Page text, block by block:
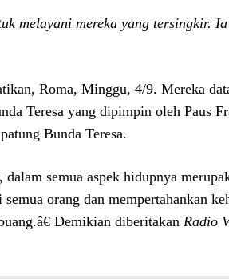
melayani mereka yang tersingkir.
Roma, Minggu, 4/9. Mereka
Teresa yang dipimpin oleh Paus
Bunda Teresa.
semua aspek hidupnya
orang dan mempertahankan
Demikian diberitakan Radio